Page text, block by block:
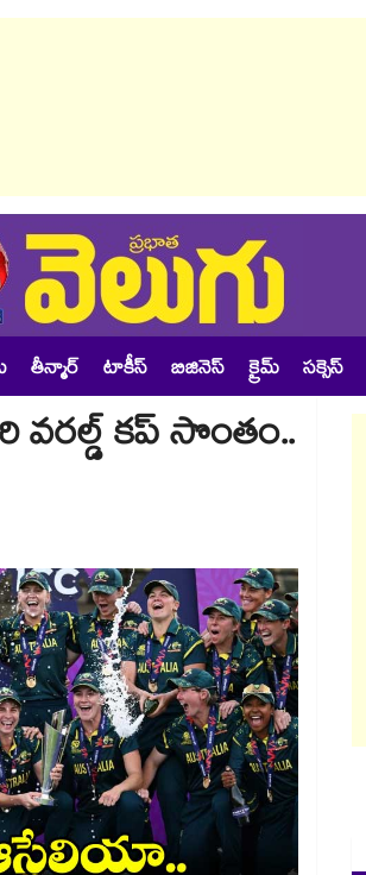
తీన్మార్ టాకీస్ బిజినెస్ క్రైమ్ సక్సెస్
కప్‌‌ సొంతం..